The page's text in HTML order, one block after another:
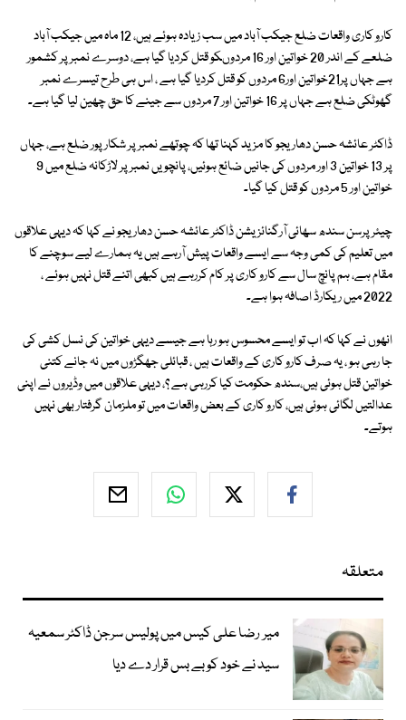
کارو کاری واقعات ضلع جیکب آباد میں سب زیادہ ہوئے ہیں، 12 ماہ میں جیکب آباد
ضلعے کے اندر 20 خواتین اور 16 مردوںکو قتل کردیا گیا ہے، دوسرے نمبر پر کشمور
ہے جہاں پر21خواتین اور6 مردوں کو قتل کردیا گیا ہے ، اس ہی طرح تیسرے نمبر
گھوٹکی ضلع ہے جہاں پر 16 خواتین اور 7 مردوں سے جینے کا حق چھین لیا گیا ہے۔
ڈاکٹر عائشہ حسن دھاریجو کا مزید کہنا تھا کہ چوتھے نمبر پر شکار پور ضلع ہے، جہاں
پر 13 خواتین 3 اور مردوں کی جانیں ضائع ہوئیں، پانچویں نمبر پر لاڑکانہ ضلع میں 9
خواتین اور 5 مردوں کو قتل کیا گیا۔
چیئرپرسن سندھ سھائی آرگنائزیشن ڈاکٹر عائشہ حسن دھاریجو نے کہا کہ دیہی علاقوں
میں تعلیم کی کمی وجہ سے ایسے واقعات پیش آرہے ہیں یہ ہمارے لیے سوچنے کا
مقام ہے، ہم پانچ سال سے کارو کاری پر کام کررہے ہیں کبھی اتنے قتل نہیں ہوئے ،
2022 میں ریکارڈ اصافہ ہوا ہے۔
انھوں نے کہا کہ اب تو ایسے محسوس ہو رہا ہے جیسے دیہی خواتین کی نسل کشی کی
جا رہی ہو ، یہ صرف کارو کاری کے واقعات ہیں ، قبائلی جھگڑوں میں نہ جانے کتنی
خواتین قتل ہوئی ہیں،سندھ حکومت کیا کررہی ہے ؟، دیہی علاقوں میں وڈیروں نے اپنی
عدالتیں لگائی ہوئی ہیں، کارو کاری کے بعض واقعات میں تو ملزمان گرفتار بھی نہیں
ہوتے۔
متعلقہ
میر رضا علی کیس میں پولیس سرجن ڈاکٹر سمعیہ
سید نے خود کو بے بس قرار دے دیا